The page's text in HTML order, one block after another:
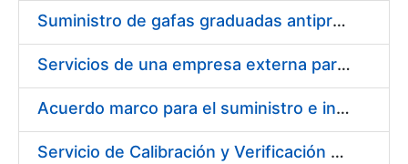
Suministro de gafas graduadas antiproyecciones para los trabajadores de la FNMT-RCM en los centros de trabajo de Madrid y Burgos
Servicios de una empresa externa para el asesoramiento y resolución de los recursos de alzada que se presentan relacionados con procesos de selección para la FNMT-RCM
Acuerdo marco para el suministro e instalación de persianas, estores y otros complementos
Servicio de Calibración y Verificación Externa de los Equipos de Medición del Servicio de Prevención de la FNMT-RCM